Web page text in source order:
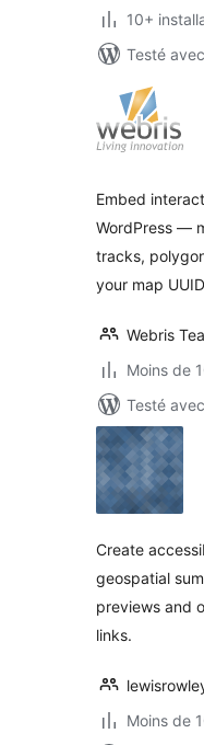
10+
Testé
Embed
WordPress —
tracks,
your map
Webris
Moins de
Testé
Create
geospatial
previews and
links.
Moins de